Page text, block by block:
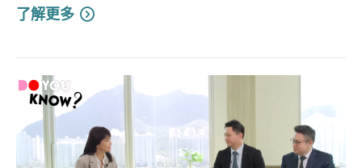
了解更多